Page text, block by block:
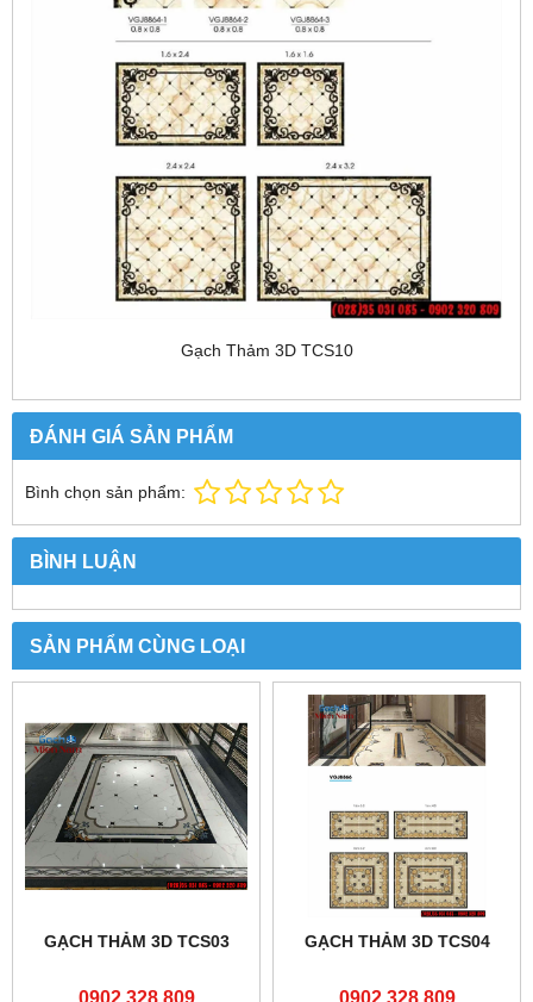
Gạch Thảm 3D TCS10
ĐÁNH GIÁ SẢN PHẨM
Bình chọn sản phẩm:
BÌNH LUẬN
SẢN PHẨM CÙNG LOẠI
GẠCH THẢM 3D TCS03
0902.328.809
GẠCH THẢM 3D TCS04
0902.328.809